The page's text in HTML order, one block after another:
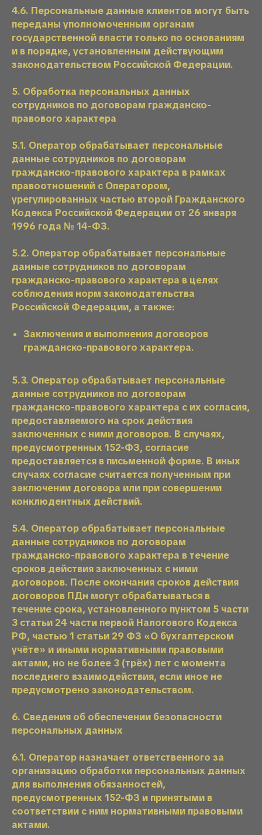
4.6. Персональные данные клиентов могут быть
переданы уполномоченным органам
государственной власти только по основаниям
и в порядке, установленным действующим
законодательством Российской Федерации.
5. Обработка персональных данных
сотрудников по договорам гражданско-
правового характера
5.1. Оператор обрабатывает персональные
данные сотрудников по договорам
гражданско-правового характера в рамках
правоотношений с Оператором,
урегулированных частью второй Гражданского
Кодекса Российской Федерации от 26 января
1996 года № 14-ФЗ.
5.2. Оператор обрабатывает персональные
данные сотрудников по договорам
гражданско-правового характера в целях
соблюдения норм законодательства
Российской Федерации, а также:
Заключения и выполнения договоров
гражданско-правового характера.
5.3. Оператор обрабатывает персональные
данные сотрудников по договорам
гражданско-правового характера с их согласия,
предоставляемого на срок действия
заключенных с ними договоров. В случаях,
предусмотренных 152-ФЗ, согласие
предоставляется в письменной форме. В иных
случаях согласие считается полученным при
заключении договора или при совершении
конклюдентных действий.
5.4. Оператор обрабатывает персональные
данные сотрудников по договорам
гражданско-правового характера в течение
сроков действия заключенных с ними
договоров. После окончания сроков действия
договоров ПДн могут обрабатываться в
течение срока, установленного пунктом 5 части
3 статьи 24 части первой Налогового Кодекса
РФ, частью 1 статьи 29 ФЗ «О бухгалтерском
учёте» и иными нормативными правовыми
актами, но не более 3 (трёх) лет с момента
последнего взаимодействия, если иное не
предусмотрено законодательством.
6. Сведения об обеспечении безопасности
персональных данных
6.1. Оператор назначает ответственного за
организацию обработки персональных данных
для выполнения обязанностей,
предусмотренных 152-ФЗ и принятыми в
соответствии с ним нормативными правовыми
актами.